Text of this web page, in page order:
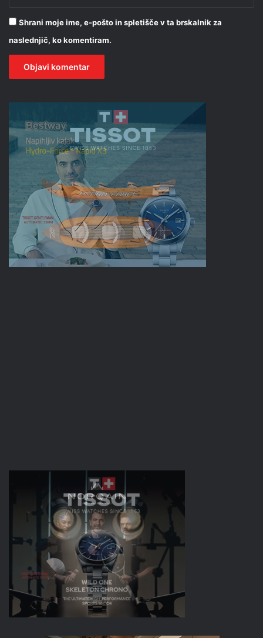
Shrani moje ime, e-pošto in spletišče v ta brskalnik za
naslednjič, ko komentiram.